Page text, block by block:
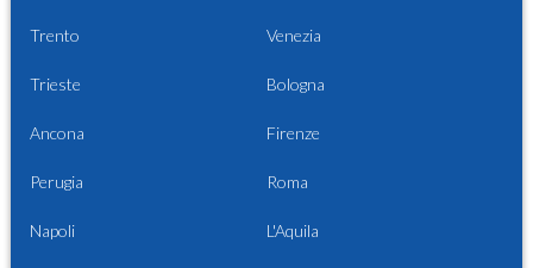
Trento Venezia
Trieste Bologna
Ancona Firenze
Perugia Roma
Napoli L'Aquila